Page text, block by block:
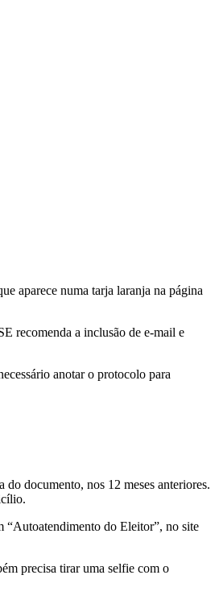
aparece numa tarja laranja na página
recomenda a inclusão de e-mail e
anotar o protocolo para
documento, nos 12 meses anteriores.
“Autoatendimento do Eleitor”, no site
precisa tirar uma selfie com o